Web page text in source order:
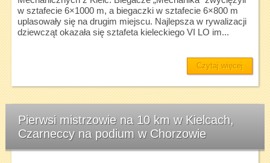
w sztafecie 6×1000 m, a biegaczki w sztafecie 6×800 m
uplasowały się na drugim miejscu. Najlepsza w rywalizacji
dziewcząt okazała się sztafeta kieleckiego VI LO im...
Czytaj więcej
Pierwsi mistrzowie na 10 km w Kielcach,
Czarneccy na podium w Chorzowie